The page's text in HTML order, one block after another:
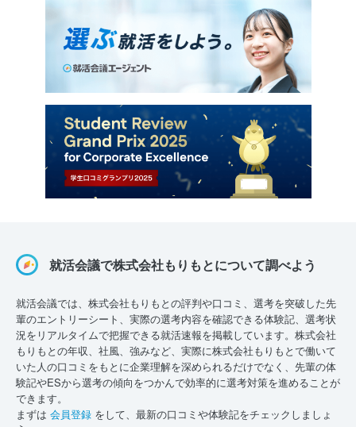
就活会議で株式会社もりもとについて調べよう
就活会議では、株式会社もりもとの評判や口コミ、選考を突破した先
輩のエントリーシート、実際の選考内容を確認できる体験記、選考状
況をリアルタイムで把握できる就活速報を掲載しています。株式会社
もりもとの年収、社風、強みなど、実際に株式会社もりもとで働いて
いた人の口コミをもとに企業理解を深められるだけでなく、先輩の体
験記やESから選考の傾向をつかんで効率的に選考対策を進めることが
できます。
まずは 会員登録 をして、最新の口コミや体験記をチェックしましょ